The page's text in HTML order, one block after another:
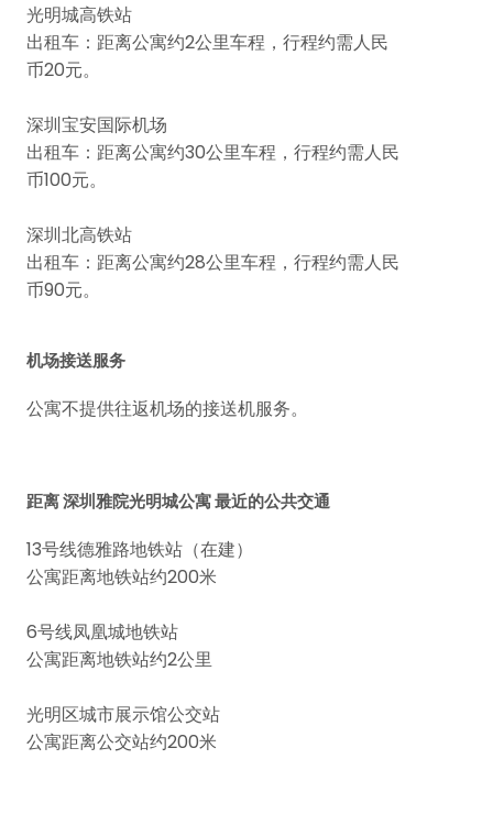
光明城高铁站
出租车：距离公寓约2公里车程，行程约需人民
币20元。
深圳宝安国际机场
出租车：距离公寓约30公里车程，行程约需人民
币100元。
深圳北高铁站
出租车：距离公寓约28公里车程，行程约需人民
币90元。
机场接送服务
公寓不提供往返机场的接送机服务。
距离 深圳雅院光明城公寓 最近的公共交通
13号线德雅路地铁站（在建）
公寓距离地铁站约200米
6号线凤凰城地铁站
公寓距离地铁站约2公里
光明区城市展示馆公交站
公寓距离公交站约200米